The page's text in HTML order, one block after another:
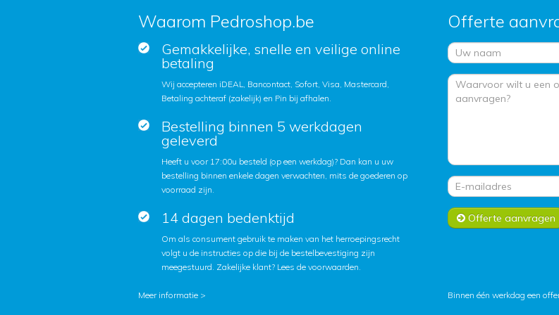
Waarom Pedroshop.be
Gemakkelijke, snelle en veilige online
betaling
Wij accepteren iDEAL, Bancontact, Sofort, Visa, Mastercard,
Betaling achteraf (zakelijk) en Pin bij afhalen.
Bestelling binnen 5 werkdagen
geleverd
Heeft u voor 17:00u besteld (op een werkdag)? Dan kan u uw
bestelling binnen enkele dagen verwachten, mits de goederen op
voorraad zijn.
14 dagen bedenktijd
Om als consument gebruik te maken van het herroepingsrecht
volgt u de instructies op die bij de bestelbevestiging zijn
meegestuurd. Zakelijke klant? Lees de voorwaarden.
Offerte
Offerte aanvragen
Meer informatie > Binnen één werkdag een